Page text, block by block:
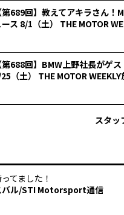
第689回】教えてアキラさん！
ース 8/1（土） THE MOTOR
第688回】BMW上野社長がゲス
（土） THE MOTOR
スタッ
てました！
バル/STI Motorsport通信